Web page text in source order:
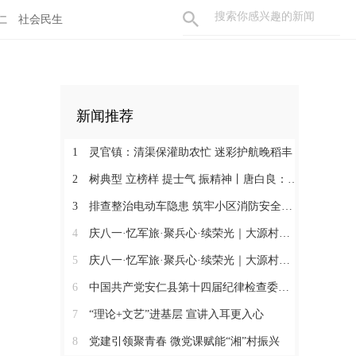
社会民生
新闻推荐
1 灵官镇：清渠保灌助农忙 迷彩护航晚稻丰
2 树典型 立榜样 提士气 振精神丨唐白良：三十载丹心映党徽 一腔热血暖万家
3 排查整治电动车隐患 筑牢小区消防安全防线
4 庆八一·忆军旅·聚兵心·续荣光｜大源村退役军人共话初心
5 庆八一·忆军旅·聚兵心·续荣光｜大源村退役军人共话初心
6 中国共产党安仁县第十四届纪律检查委员会召开第一次全体会议
7 “理论+文艺”进基层 宣讲入耳更入心
8 党建引领聚青春 微党课赋能“湘”村振兴